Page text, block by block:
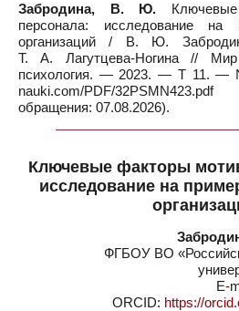
Забродина, В. Ю.
персонала: исследование на
организаций / В. Ю.
Т. А. Лагутцева-Ногина //
психология. — 2023. — Т 11. —
nauki.com/PDF/
обращения: 07.08.2026).
Ключевые факторы
исследование на
ФГБОУ ВО
E-
ORCID: https://